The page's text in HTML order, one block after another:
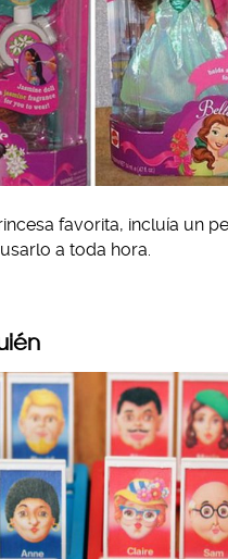
favorita, incluía un
a toda hora.